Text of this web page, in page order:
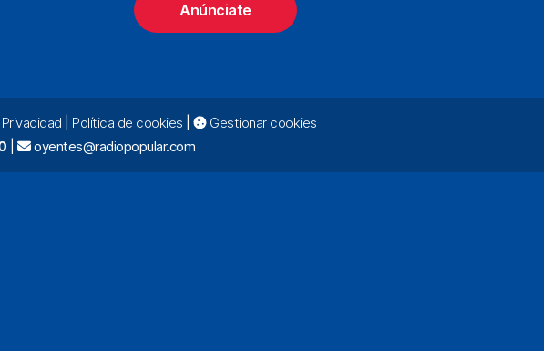
Anúnciate
Política de cookies
Gestionar cookies
| oyentes@radiopopular.com